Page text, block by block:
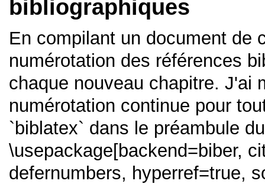
bibliographiques
En compilant un document de
numérotation des références
chaque nouveau chapitre. J'ai
numérotation continue pour
`biblatex` dans le préambule
\usepackage[backend=biber,
defernumbers, hyperref=true,